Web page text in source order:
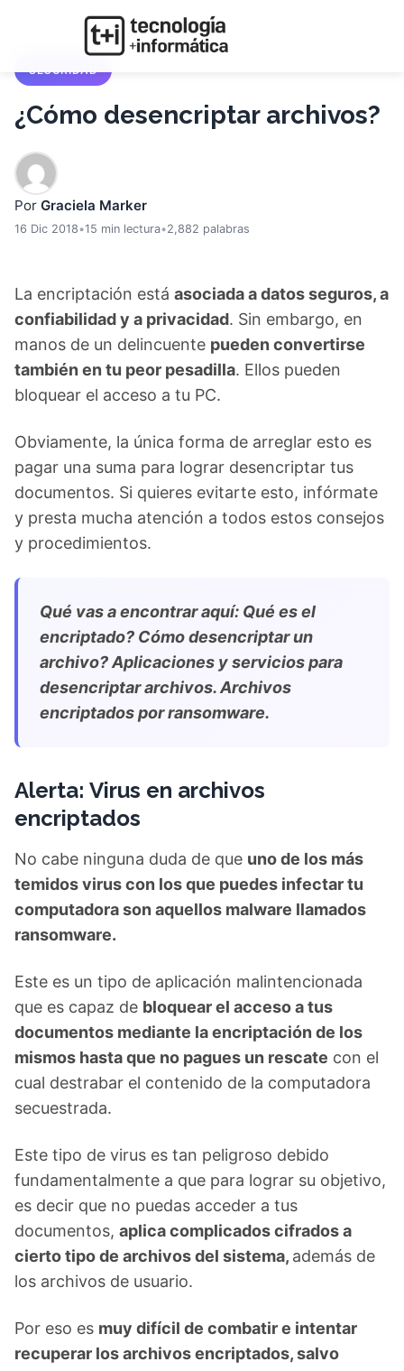
SEGURIDAD
¿Cómo desencriptar archivos?
Por Graciela Marker
16 Dic 2018•15 min lectura•2,882 palabras
La encriptación está asociada a datos seguros, a
confiabilidad y a privacidad. Sin embargo, en
manos de un delincuente pueden convertirse
también en tu peor pesadilla. Ellos pueden
bloquear el acceso a tu PC.
Obviamente, la única forma de arreglar esto es
pagar una suma para lograr desencriptar tus
documentos. Si quieres evitarte esto, infórmate
y presta mucha atención a todos estos consejos
y procedimientos.
Qué vas a encontrar aquí: Qué es el
encriptado? Cómo desencriptar un
archivo? Aplicaciones y servicios para
desencriptar archivos. Archivos
encriptados por ransomware.
Alerta: Virus en archivos
encriptados
No cabe ninguna duda de que uno de los más
temidos virus con los que puedes infectar tu
computadora son aquellos malware llamados
ransomware.
Este es un tipo de aplicación malintencionada
que es capaz de bloquear el acceso a tus
documentos mediante la encriptación de los
mismos hasta que no pagues un rescate con el
cual destrabar el contenido de la computadora
secuestrada.
Este tipo de virus es tan peligroso debido
fundamentalmente a que para lograr su objetivo,
es decir que no puedas acceder a tus
documentos, aplica complicados cifrados a
cierto tipo de archivos del sistema, además de
los archivos de usuario.
Por eso es muy difícil de combatir e intentar
recuperar los archivos encriptados, salvo